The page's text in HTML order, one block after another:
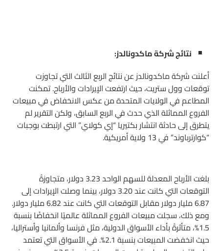
نتائج شركة ماكدونالدز:
أعلنت شركة ماكدونالدز عن نتائج الربع الثالث التي تجاوزت
توقعات وول ستريت، حيث ارتفعت الإيرادات والأرباح. تمكنت
المطاعم في الولايات المتحدة من عكس الانخفاض في مبيعات
الفروع المماثلة الذي حدث في الربع السابق، ولكن التقرير لم
يتطرق إلى حادثة انتشار بكتيريا “إي كولاي” التي ارتبطت بوجبات
“كوارترباوند” في 13 ولاية أمريكية.
بلغت الأرباح المعدلة للسهم الواحد 3.23 دولار، متجاوزةً
التوقعات التي كانت عند 3.20 دولار، بينما وصلت الإيرادات إلى
6.87 مليار دولار مقابل التوقعات التي كانت عند 6.82 مليار دولار.
ومع ذلك، سجلت مبيعات الفروع المماثلة عالميًا انخفاضًا بنسبة
1.5%، متأثرةً بأداء الأسواق الدولية، مثل فرنسا وألمانيا وأستراليا،
حيث انخفضت المبيعات بنسبة 2.1%. في الأسواق التي تعتمد